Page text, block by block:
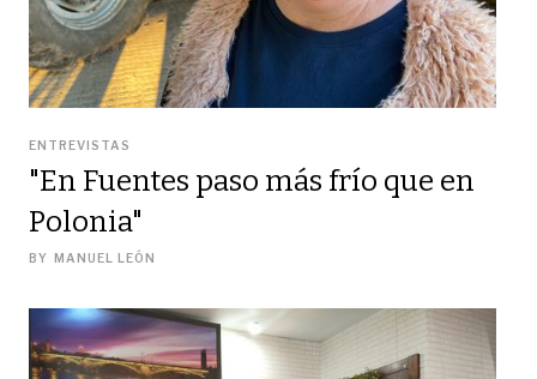
ENTREVISTAS
"En Fuentes paso más frío que en
Polonia"
BY MANUEL LEÓN